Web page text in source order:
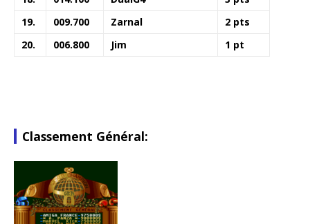
19.
009.700 Zarnal
2 pts
20.
006.800 Jim 1 pt
Classement Général: